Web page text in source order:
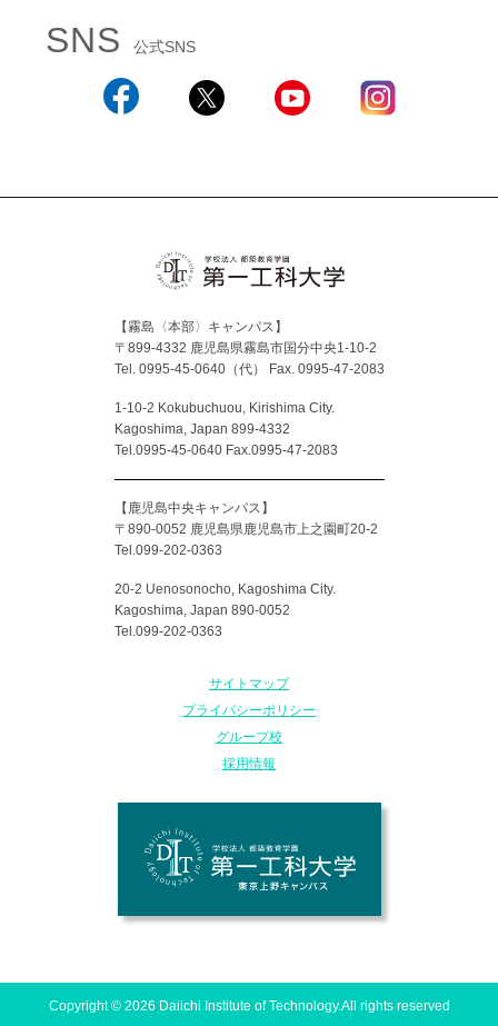
SNS 公式SNS
【霧島〈本部〉キャンパス】
〒899-4332 鹿児島県霧島市国分中央1-10-2
Tel. 0995-45-0640（代）
Fax. 0995-47-2083
1-10-2 Kokubuchuou, Kirishima City.
Kagoshima, Japan 899-4332
Tel.0995-45-0640 Fax.0995-47-2083
【鹿児島中央キャンパス】
〒890-0052 鹿児島県鹿児島市上之園町20-2
Tel.099-202-0363
20-2 Uenosonocho, Kagoshima City.
Kagoshima, Japan 890-0052
Tel.099-202-0363
サイトマップ
プライバシーポリシー
グループ校
採用情報
Copyright © 2026 Daiichi Institute of Technology.All rights reserved